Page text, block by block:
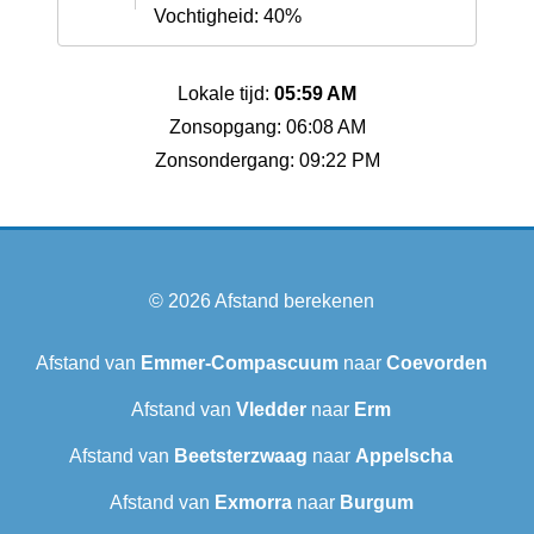
Vochtigheid: 40%
Lokale tijd: 05:59 AM
Zonsopgang: 06:08 AM
Zonsondergang: 09:22 PM
© 2026Afstand berekenen
Afstand van Emmer-Compascuumnaar Coevorden
Afstand van Vledder naar Erm
Afstand van Beetsterzwaag naar Appelscha
Afstand van Exmorranaar Burgum